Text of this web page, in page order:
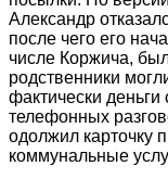
Александр
после чего его
числе Коржича,
родственники
фактически
телефонных
одолжил карточку
коммунальные